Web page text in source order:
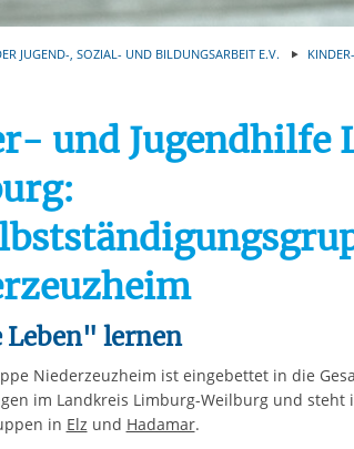
etwaige Einwilligung erstreckt sich nicht
von Ihnen aufgerufenen und somit
berechtigter Interessen und daher
JUGEND-, SOZIAL- UND BILDUNGSARBEIT E.V.
und Jugendhilfe
lernen
Niederzeuzheim ist eingebettet in die
im Landkreis Limburg-Weilburg und steht
in Elz und Hadamar.